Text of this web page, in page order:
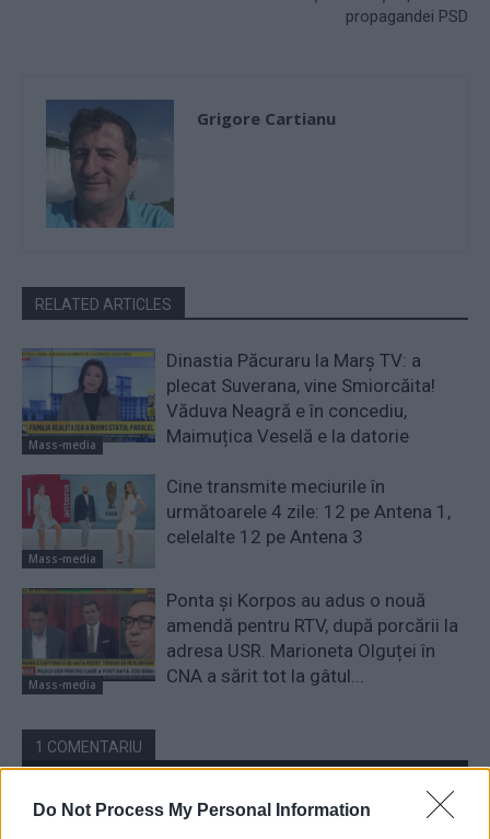
Do Not Process My Personal Information
propagandei PSD
Grigore Cartianu
RELATED ARTICLES
Mass-media
Dinastia Păcuraru la Marș TV: a
plecat Suverana, vine Smiorcăita!
Văduva Neagră e în concediu,
Maimuțica Veselă e la datorie
Mass-media
Cine transmite meciurile în
următoarele 4 zile: 12 pe Antena 1,
celelalte 12 pe Antena 3
Mass-media
Ponta și Korpos au adus o nouă
amendă pentru RTV, după porcării la
adresa USR. Marioneta Olguței în
CNA a sărit tot la gâtul...
1 COMENTARIU